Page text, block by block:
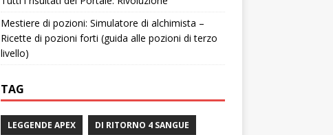
Mestiere di pozioni: Simulatore di alchimista –
Ricette di pozioni forti (guida alle pozioni di terzo
livello)
TAG
LEGGENDE APEX DI RITORNO 4 SANGUE